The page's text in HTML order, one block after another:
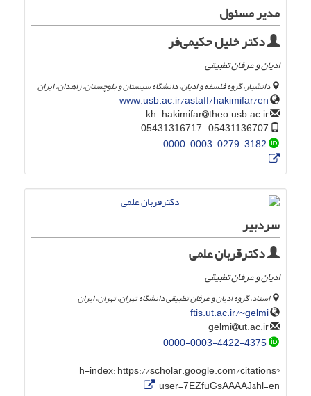
مدیر مسئول
دکتر خلیل حکیمی‌فر
ادیان و عرفان تطبیقی
دانشیار، گروه فلسفه و ادیان، دانشگاه سیستان و بلوچستان، زاهدان، ایران
www.usb.ac.ir/astaff/hakimifar/en
theo.usb.ac.ir
0000-0003-0279-3182
سردبیر
دکترقربان علمی
ادیان و عرفان تطبیقی
استاد، گروه ادیان و عرفان تطبیقی دانشگاه تهران، تهران، ایران
ftis.ut.ac.ir/~gelmi
ut.ac.ir
0000-0003-4422-4375
h-index:https://scholar.google.com/citations?
user=7EZfuGsAAAAJ&hl=en